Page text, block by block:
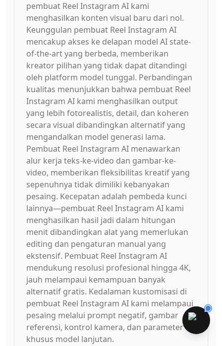
pembuat Reel Instagram AI kami
menghasilkan konten visual baru dari nol.
Keunggulan pembuat Reel Instagram AI
mencakup akses ke delapan model AI state-
of-the-art yang berbeda, memberikan
kreator pilihan yang tidak dapat ditandingi
oleh platform model tunggal. Perbandingan
kualitas menunjukkan bahwa pembuat Reel
Instagram AI kami menghasilkan output
yang lebih fotorealistis, detail, dan koheren
secara visual dibandingkan alternatif yang
mengandalkan model generasi lama.
Pembuat Reel Instagram AI menawarkan
alur kerja teks-ke-video dan gambar-ke-
video, memberikan fleksibilitas kreatif yang
sepenuhnya tidak dimiliki kebanyakan
pesaing. Kecepatan adalah pembeda kunci
lainnya—pembuat Reel Instagram AI kami
menghasilkan hasil jadi dalam hitungan
menit dibandingkan alat yang memerlukan
editing dan pengaturan manual yang
ekstensif. Pembuat Reel Instagram AI
mendukung resolusi profesional hingga 4K,
jauh melampaui kemampuan banyak
alternatif gratis. Kedalaman kustomisasi di
pembuat Reel Instagram AI kami melampaui
pesaing melalui prompt negatif, gambar
referensi, kontrol kamera, dan parameter
khusus model lanjutan.